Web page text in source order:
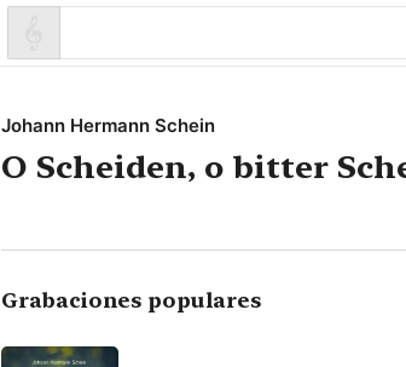
Johann Hermann Schein
O Scheiden, o bitter
Grabaciones populares